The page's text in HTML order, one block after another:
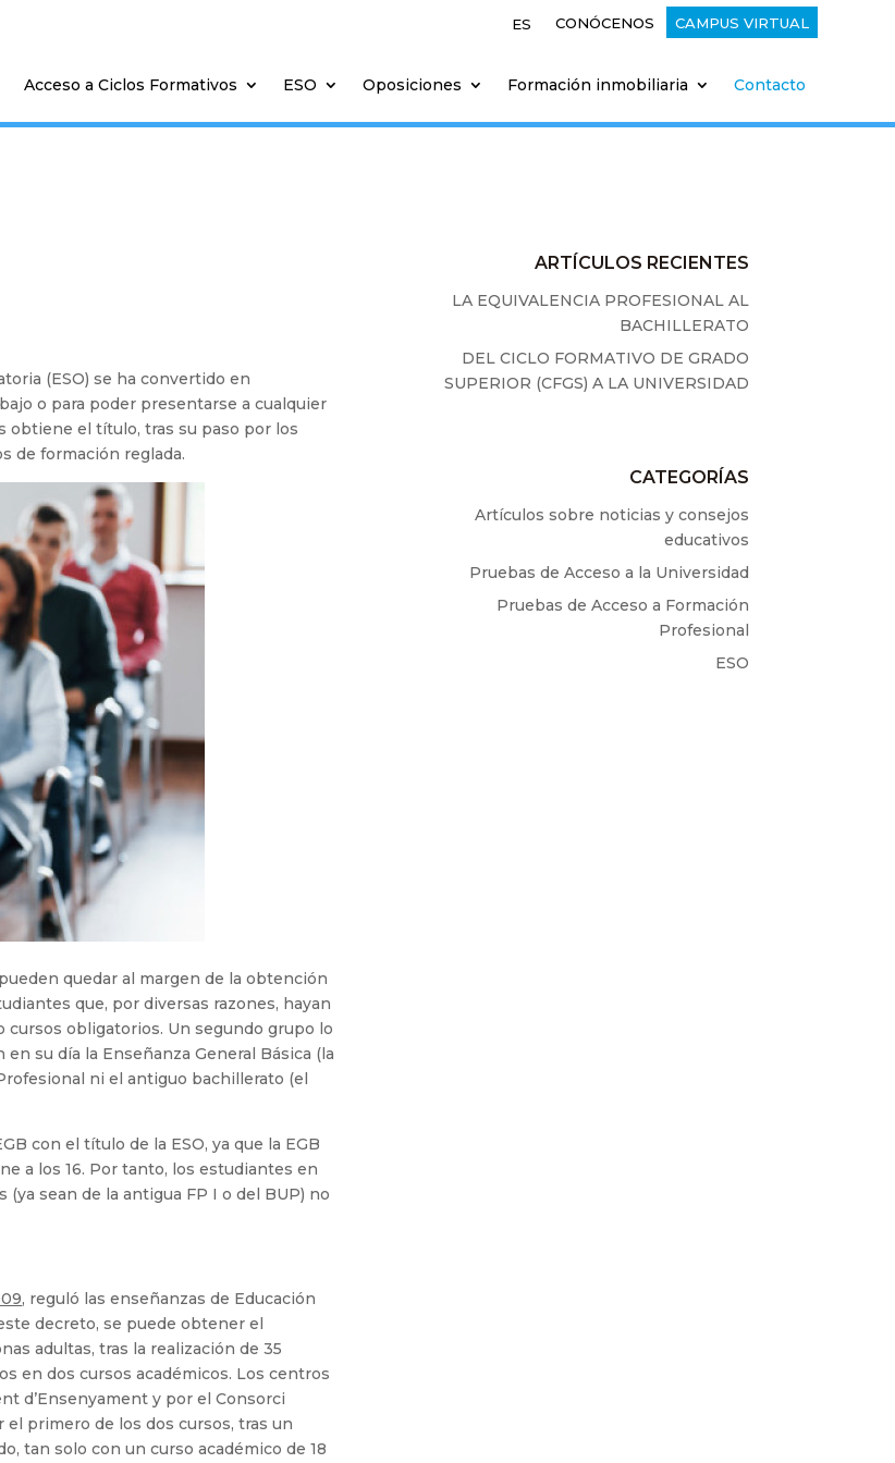
ES CONÓCENOS CAMPUS VIRTUAL
Acceso a Ciclos Formativos ESO Oposiciones Formación inmobiliaria Contacto
(ESO) se ha convertido en
o para poder presentarse a cualquier
obtiene el título, tras su paso por los
de formación reglada.
quedar al margen de la obtención
que, por diversas razones, hayan
cursos obligatorios. Un segundo grupo lo
su día la Enseñanza General Básica (la
ni el antiguo bachillerato (el
con el título de la ESO, ya que la EGB
a los 16. Por tanto, los estudiantes en
sean de la antigua FP I o del BUP) no
, reguló las enseñanzas de Educación
decreto, se puede obtener el
adultas, tras la realización de 35
en dos cursos académicos. Los centros
d’Ensenyament y por el Consorci
el primero de los dos cursos, tras un
tan solo con un curso académico de 18
ARTÍCULOS RECIENTES
LA EQUIVALENCIA PROFESIONAL AL
BACHILLERATO
DEL CICLO FORMATIVO DE GRADO
SUPERIOR (CFGS) A LA UNIVERSIDAD
CATEGORÍAS
Artículos sobre noticias y consejos
educativos
Pruebas de Acceso a la Universidad
Pruebas de Acceso a Formación
Profesional
ESO